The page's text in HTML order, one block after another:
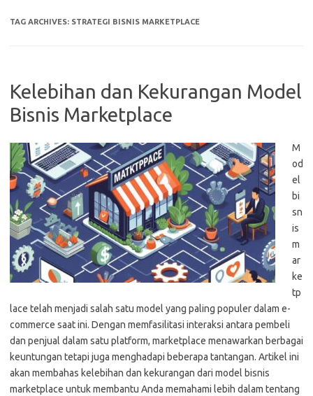
TAG ARCHIVES: STRATEGI BISNIS MARKETPLACE
Kelebihan dan Kekurangan Model
Bisnis Marketplace
M
od
el
bi
sn
is
m
ar
ke
tp
lace telah menjadi salah satu model yang paling populer dalam e-
commerce saat ini. Dengan memfasilitasi interaksi antara pembeli
dan penjual dalam satu platform, marketplace menawarkan berbagai
keuntungan tetapi juga menghadapi beberapa tantangan. Artikel ini
akan membahas kelebihan dan kekurangan dari model bisnis
marketplace untuk membantu Anda memahami lebih dalam tentang